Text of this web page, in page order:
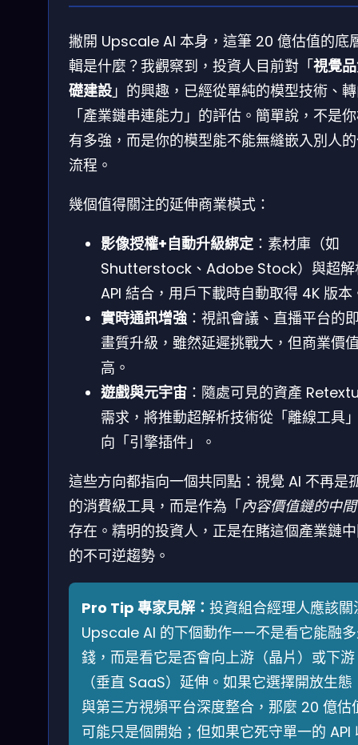
撇開 Upscale AI 本身，這筆 20 億估值的底
輯是什麼？我觀察到，投資人目前對「視覺
礎建設」的興趣，已經從單純的模型技術、
「產業鏈串連能力」的評估。簡單說，不是
有多強，而是你的模型能不能無縫嵌入別人
流程。
幾個值得關注的延伸商業模式：
影像授權+自動升級綁定：素材庫（如
Shutterstock、Adobe Stock）與超解
API 結合，用戶下載時自動取得 4K 版本
實時通訊增強 ：視訊會議、直播平台的
畫質升級，雖然延遲挑戰大，但商業價
高。
遊戲與元宇宙 ：隨處可見的資產
需求，將推動超解析技術從「離線工具
向「引擎插件」。
這些方向都指向一個共同點：視覺 AI 不再是
的消費級工具，而是作為「內容價值鏈的中
存在。精明的投資人，正是在賭這個產業鏈
的不可逆趨勢。
Pro Tip 專家見解： 投資組合經理人應該關
Upscale AI 的下個動作——不是看它能融
錢，而是看它是否會向上游（晶片）或下游
（垂直 SaaS）延伸。如果它選擇開放生態
與第三方視頻平台深度整合，那麼 20 億估
可能只是個開始；但如果它死守單一的 API